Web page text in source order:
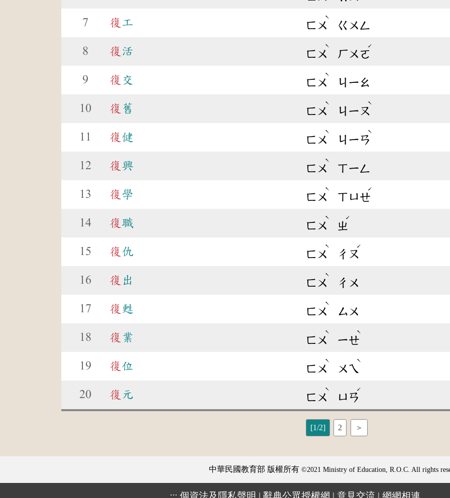
7 復 工 ㄈㄨ
ˋ
ㄍㄨㄥ
8 復 活 ㄈㄨ
ˋ
ㄏㄨㄛ
ˊ
9 復 交 ㄈㄨ
ˋ
ㄐㄧㄠ
10 復 舊 ㄈㄨ
ˋ
ㄐㄧㄡ
ˋ
11 復 健 ㄈㄨ
ˋ
ㄐㄧㄢ
ˋ
12 復 興 ㄈㄨ
ˋ
ㄒㄧㄥ
13 復 學 ㄈㄨ
ˋ
ㄒㄩㄝ
ˊ
14 復 職 ㄈㄨ
ˋ
ㄓ
ˊ
15 復 仇 ㄈㄨ
ˋ
ㄔㄡ
ˊ
16 復 出 ㄈㄨ
ˋ
ㄔㄨ
17 復 甦 ㄈㄨ
ˋ
ㄙㄨ
18 復 業 ㄈㄨ
ˋ
ㄧㄝ
ˋ
19 復 位 ㄈㄨ
ˋ
ㄨㄟ
ˋ
20 復 元 ㄈㄨ
ˋ
ㄩㄢ
ˊ
[1/2] 2 ＞
中華民國教育部 版權所有 ©2021 Ministry of Education, R.O.C. All rights
::: 個資法及隱私聲明 | 辭典公眾授權網 | 意見交流 | 網網相連